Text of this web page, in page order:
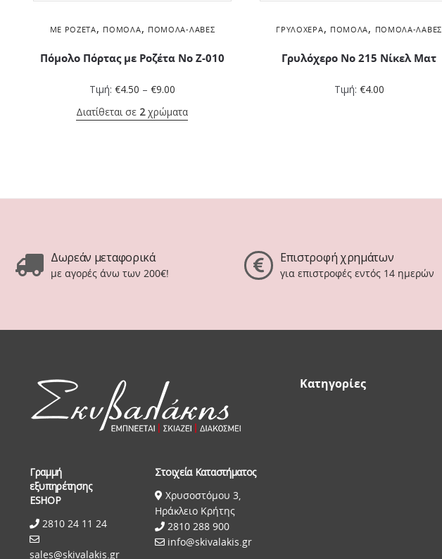
ΜΕ ΡΟΖΈΤΑ, ΠΌΜΟΛΑ, ΠΌΜΟΛΑ-ΛΑΒΈΣ
Πόμολο Πόρτας με Ροζέτα No Z-010
Τιμή: €4.50 – €9.00
Διατίθεται σε 2χρώματα
ΓΡΥΛΌΧΕΡΑ, ΠΌΜΟΛΑ, ΠΌΜΟΛΑ-ΛΑΒΈΣ
Γρυλόχερο Νο 215 Νίκελ Ματ
Τιμή: €4.00
Δωρεάν μεταφορικά
με αγορές άνω των 200€!
Επιστροφή χρημάτων
για επιστροφές εντός 14 ημερών
Γραμμή
εξυπηρέτησης
ESHOP
2810 24 11 24
sales@skivalakis.gr
Στοιχεία Καταστήματος
Χρυσοστόμου 3,
Ηράκλειο Κρήτης
2810 288 900
info@skivalakis.gr
Κατηγορίες